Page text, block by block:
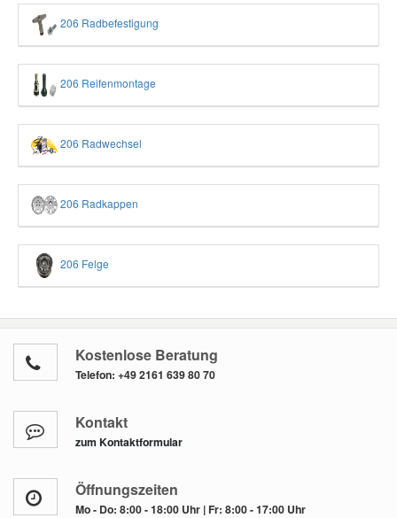
206 Radbefestigung
206 Reifenmontage
206 Radwechsel
206 Radkappen
206 Felge
Kostenlose Beratung
Telefon: +49 2161 639 80 70
Kontakt
zum Kontaktformular
Öffnungszeiten
Mo - Do: 8:00 - 18:00 Uhr | Fr: 8:00 - 17:00 Uhr